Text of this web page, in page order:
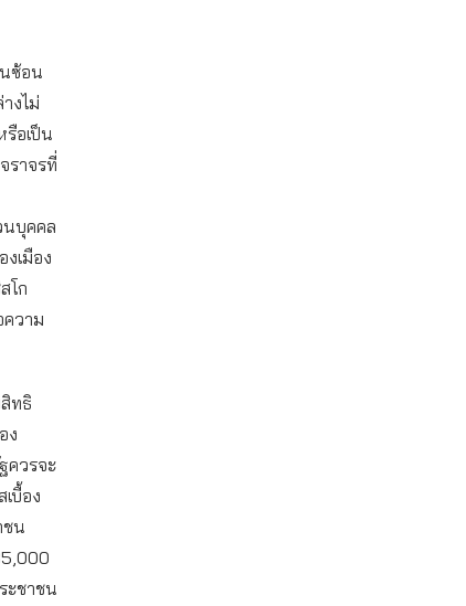
ซ้อน
งไม่
อเป็น
ราจรที่
นบุคคล
เมือง
โก
วาม
ทธิ
ง
ควรจะ
บื้อง
ชน
ะชาชน